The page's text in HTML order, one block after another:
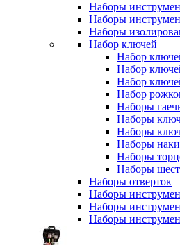
Наборы
Наборы
Наборы
Набор ключей
Набор
Набор
Набор
Набор
Наборы
Наборы
Наборы
Наборы
Наборы
Наборы
Наборы отверток
Наборы
Наборы
Наборы